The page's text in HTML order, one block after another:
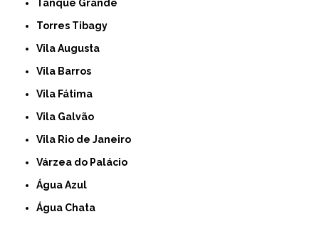
Tanque Grande
Torres Tibagy
Vila Augusta
Vila Barros
Vila Fátima
Vila Galvão
Vila Rio de Janeiro
Várzea do Palácio
Água Azul
Água Chata